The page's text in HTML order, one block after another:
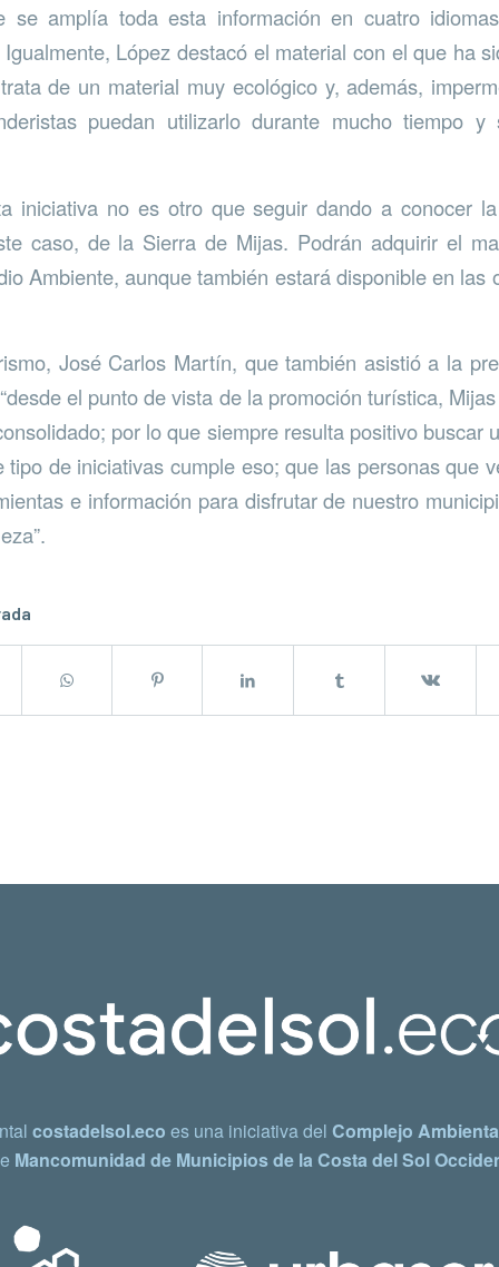
se amplía toda esta información en cuatro
López destacó el material con el que ha
de un material muy ecológico y, además,
puedan utilizarlo durante mucho tiempo
iniciativa no es otro que seguir dando a conocer
caso, de la Sierra de Mijas. Podrán adquirir el
Ambiente, aunque también estará disponible en las
José Carlos Martín, que también asistió a la
el punto de vista de la promoción turística,
por lo que siempre resulta positivo buscar
tipo de iniciativas cumple eso; que las personas que
e información para disfrutar de nuestro
costadelsol.eco es una iniciativa del Complejo
Mancomunidad de Municipios de la Costa del Sol